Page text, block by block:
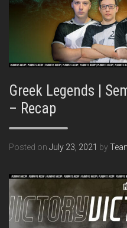
Greek Legends |
– Recap
Posted on July 23, 2021 by